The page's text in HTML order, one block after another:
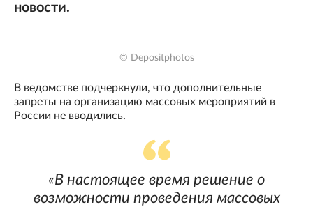
новости.
© Depositphotos
В ведомстве подчеркнули, что дополнительные
запреты на организацию массовых мероприятий в
России не вводились.
«В настоящее время решение о
возможности проведения массовых